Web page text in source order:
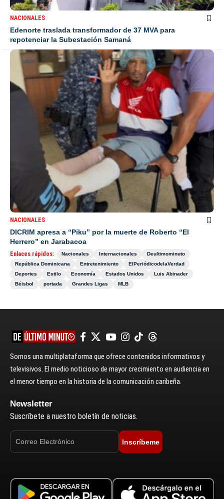
NACIONALES
Edenorte traslada transformador de 37 MVA para
repotenciar la Subestación Samaná
NACIONALES
DICRIM apresa a “Piku” por la muerte de Roberto “El
Herrero” en Jarabacoa
Enlaces rápidos: Nacionales Internacionales
Deultimominuto
República Dominicana
Entretenimiento
ElPeriódicodelaVerdad
Deportes
Estilo Economía Estados Unidos
Luis Abinader
Béisbol
portada Grandes Ligas MLB
Somos una multiplataforma que ofrece contenidos informativos y
televisivos. El medio noticioso de mayor crecimiento en audiencia en
el menor tiempo en la historia de la comunicación caribeña.
Newsletter
Suscríbete a nuestro boletín de noticias.
Inscríbeme